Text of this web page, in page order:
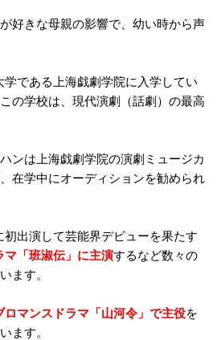
好きな母親の影響で、幼い時から声
である上海戯劇学院に入学してい
の学校は、現代演劇（話劇）の最高
ンは上海戯劇学院の演劇ミュージカ
在学中にオーディションを勧められ
出演して芸能界デビューを果たす
マ「班淑伝」に主演するなど数々の
ます。
ロマンスドラマ「山河令」で主役を
ます。